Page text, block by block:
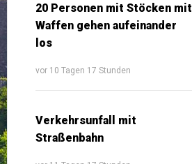
20 Personen mit Stöcken mit
Waffen gehen aufeinander
los
vor 10 Tagen 17 Stunden
Verkehrsunfall mit
Straßenbahn